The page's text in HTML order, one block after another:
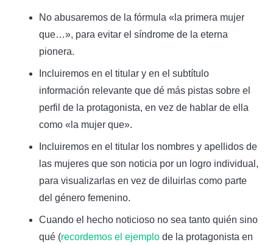
No abusaremos de la fórmula «la primera mujer
que…», para evitar el síndrome de la eterna
pionera.
Incluiremos en el titular y en el subtítulo
información relevante que dé más pistas sobre el
perfil de la protagonista, en vez de hablar de ella
como «la mujer que».
Incluiremos en el titular los nombres y apellidos de
las mujeres que son noticia por un logro individual,
para visualizarlas en vez de diluirlas como parte
del género femenino.
Cuando el hecho noticioso no sea tanto quién sino
qué (recordemos el ejemplo de la protagonista en